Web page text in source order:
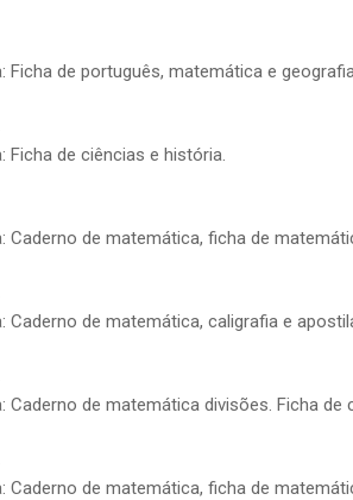
Ficha de português, matemática e
Ficha de ciências e história.
Caderno de matemática, ficha de
Caderno de matemática, caligrafia e
Caderno de matemática divisões. Ficha
Caderno de matemática, ficha de